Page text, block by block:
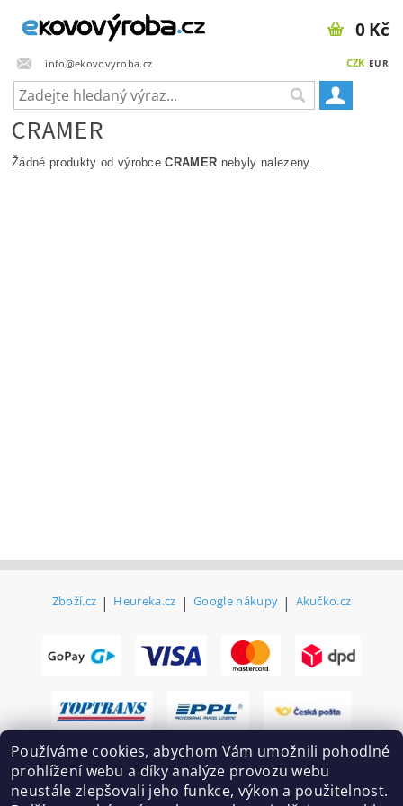
info@ekovovyroba.cz CZK EUR
0 Kč
CRAMER
Žádné produkty od výrobceCRAMER nebyly nalezeny....
Zboží.cz | Heureka.cz | Google nákupy | Akučko.cz
Používáme cookies, abychom Vám umožnili pohodlné
prohlížení webu a díky analýze provozu webu
neustále zlepšovali jeho funkce, výkon a použitelnost.